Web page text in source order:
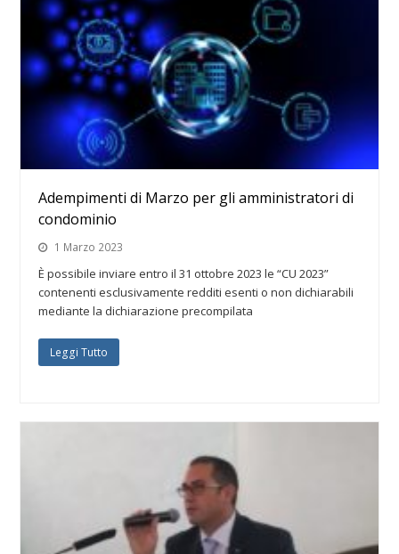
Adempimenti di Marzo per gli amministratori di
condominio
1 Marzo 2023
È possibile inviare entro il 31 ottobre 2023 le “CU 2023”
contenenti esclusivamente redditi esenti o non dichiarabili
mediante la dichiarazione precompilata
Leggi Tutto